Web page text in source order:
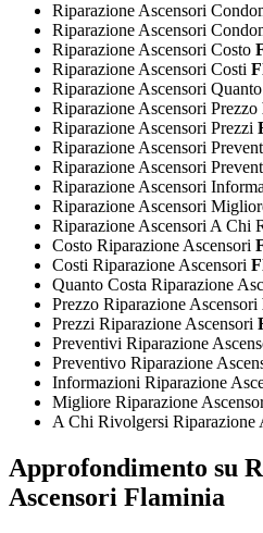
Riparazione Ascensori
Riparazione Ascensori
Riparazione Ascensori Costo
Riparazione Ascensori Costi
Riparazione Ascensori
Riparazione Ascensori Prezzo
Riparazione Ascensori Prezzi
Riparazione Ascensori
Riparazione Ascensori
Riparazione Ascensori
Riparazione Ascensori
Riparazione Ascensori A Chi
Costo Riparazione Ascensori
Costi Riparazione Ascensori
Quanto Costa Riparazione
Prezzo Riparazione Ascensori
Prezzi Riparazione Ascensori
Preventivi Riparazione
Preventivo Riparazione
Informazioni Riparazione
Migliore Riparazione
A Chi Rivolgersi Riparazione
Approfondimento su
Ascensori Flaminia